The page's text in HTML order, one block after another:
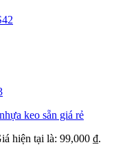
keo sẵn giá rẻ
hiện tại là: 99,000 ₫.